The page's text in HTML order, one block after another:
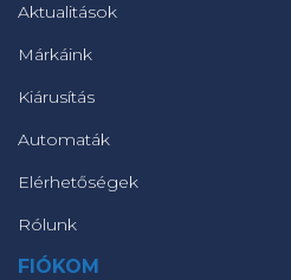
Aktualitások
Márkáink
Kiárusítás
Automaták
Elérhetőségek
Rólunk
FIÓKOM